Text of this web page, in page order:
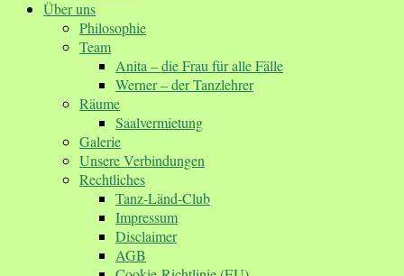
Über uns
Philosophie
Team
Anita – die Frau für alle Fälle
Werner – der Tanzlehrer
Räume
Saalvermietung
Galerie
Unsere Verbindungen
Rechtliches
Tanz-Länd-Club
Impressum
Disclaimer
AGB